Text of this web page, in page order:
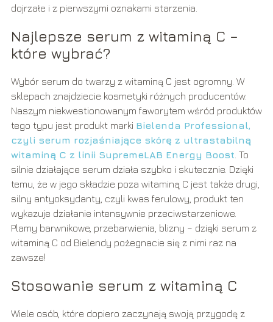
dojrzałe i z pierwszymi oznakami starzenia.
Najlepsze serum z witaminą C –
które wybrać?
Wybór serum do twarzy z witaminą C jest ogromny. W
sklepach znajdziecie kosmetyki różnych producentów.
Naszym niekwestionowanym faworytem wśród produktów
tego typu jest produkt marki Bielenda Professional,
czyli serum rozjaśniające skórę z ultrastabilną
witaminą C z linii SupremeLAB Energy Boost . To
silnie działające serum działa szybko i skutecznie. Dzięki
temu, że w jego składzie poza witaminą C jest także drugi,
silny antyoksydanty, czyli kwas ferulowy, produkt ten
wykazuje działanie intensywnie przeciwstarzeniowe.
Plamy barwnikowe, przebarwienia, blizny – dzięki serum z
witaminą C od Bielendy pożegnacie się z nimi raz na
zawsze!
Stosowanie serum z witaminą C
Wiele osób, które dopiero zaczynają swoją przygodę z